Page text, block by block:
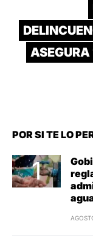
POR SI TE LO